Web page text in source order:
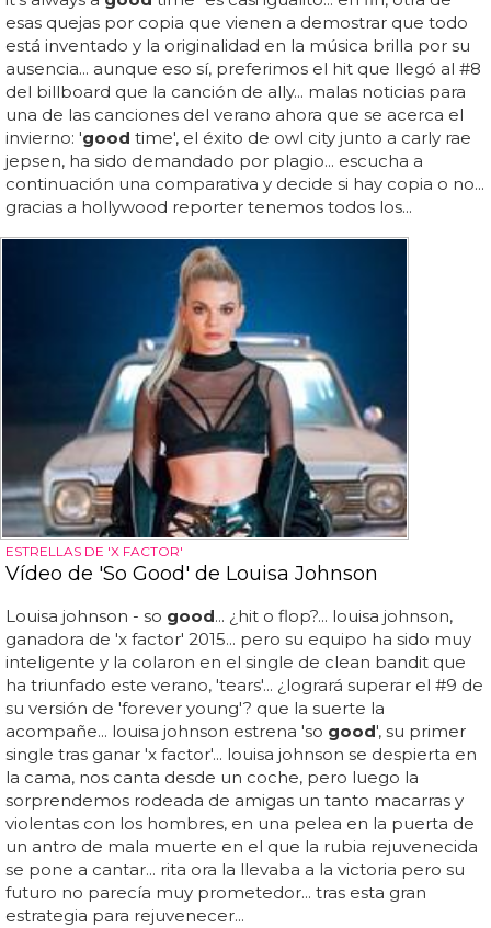
esas quejas por copia que vienen a demostrar que todo
está inventado y la originalidad en la música brilla por su
ausencia... aunque eso sí, preferimos el hit que llegó al #8
del billboard que la canción de ally... malas noticias para
una de las canciones del verano ahora que se acerca el
invierno: 'good time', el éxito de owl city junto a carly rae
jepsen, ha sido demandado por plagio... escucha a
continuación una comparativa y decide si hay copia o no...
gracias a hollywood reporter tenemos todos los...
ESTRELLAS DE 'X FACTOR'
Vídeo de 'So Good' de Louisa Johnson
Louisa johnson - so good... ¿hit o flop?... louisa johnson,
ganadora de 'x factor' 2015... pero su equipo ha sido muy
inteligente y la colaron en el single de clean bandit que
ha triunfado este verano, 'tears'... ¿logrará superar el #9 de
su versión de 'forever young'? que la suerte la
acompañe... louisa johnson estrena 'so good', su primer
single tras ganar 'x factor'... louisa johnson se despierta en
la cama, nos canta desde un coche, pero luego la
sorprendemos rodeada de amigas un tanto macarras y
violentas con los hombres, en una pelea en la puerta de
un antro de mala muerte en el que la rubia rejuvenecida
se pone a cantar... rita ora la llevaba a la victoria pero su
futuro no parecía muy prometedor... tras esta gran
estrategia para rejuvenecer...